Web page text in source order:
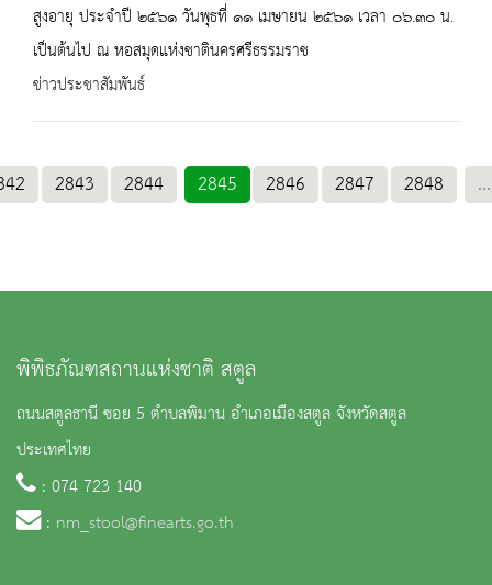
สูงอายุ ประจำปี ๒๕๖๑ วันพุธที่ ๑๑ เมษายน ๒๕๖๑ เวลา ๐๖.๓๐ น.
เป็นต้นไป ณ หอสมุดแห่งชาตินครศรีธรรมราช
ข่าวประชาสัมพันธ์
2843 2844 2845 2846 2847 2848 ...
พิพิธภัณฑสถานแห่งชาติ สตูล
ถนนสตูลธานี ซอย 5 ตำบลพิมาน อำเภอเมืองสตูล จังหวัดสตูล
ประเทศไทย
: 074 723 140
: nm_stool@finearts.go.th